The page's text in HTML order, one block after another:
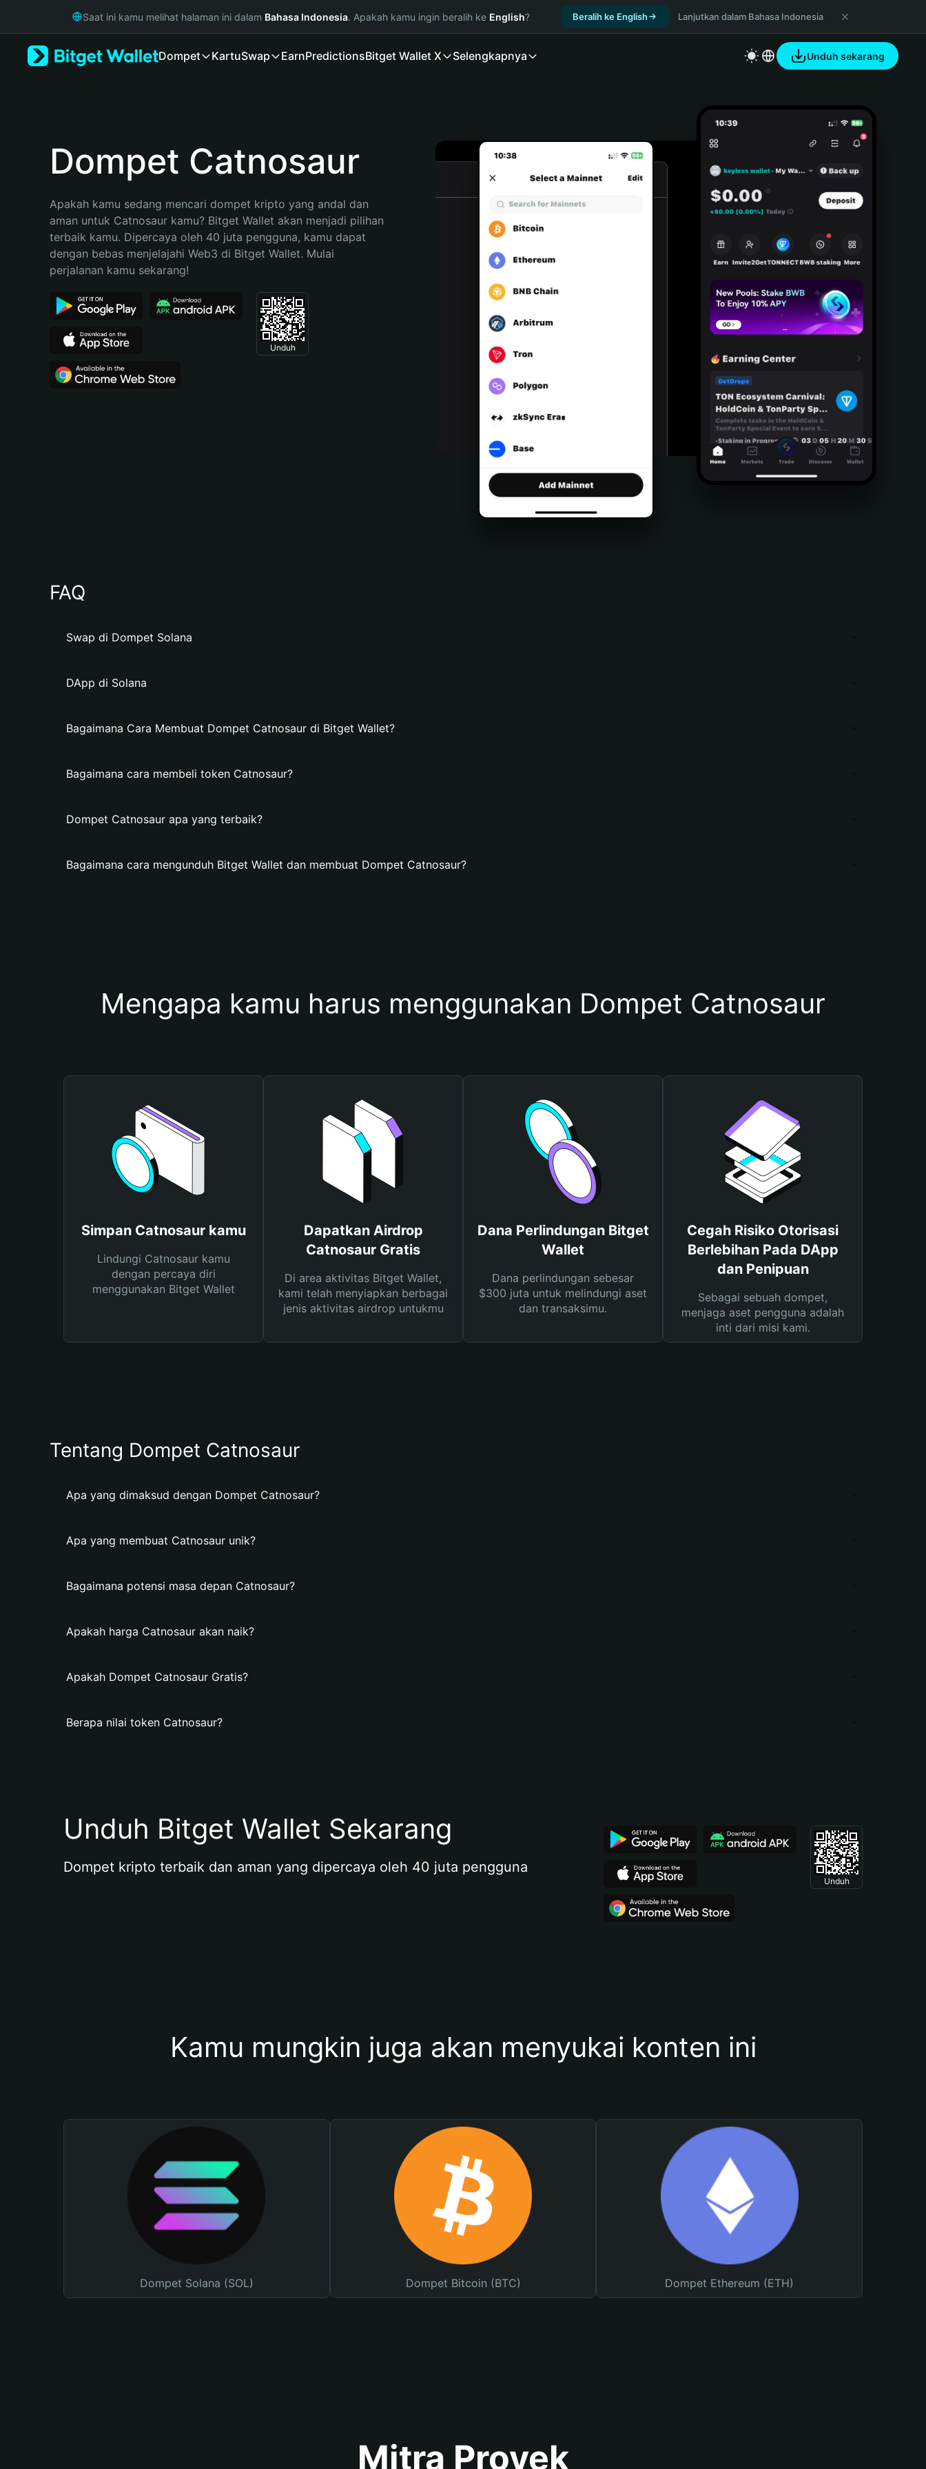
Русский
Bahasa Indonesia
Español (Argentina)
Saat ini kamu melihat halaman ini dalam Bahasa Indonesia. Apakah kamu ingin beralih ke English? Beralih ke English Lanjutkan dalam Bahasa Indonesia
Dompet KartuSwap EarnPredictionsBitget Wallet X Selengkapnya Unduh sekarang
Dompet Catnosaur
Apakah kamu sedang mencari dompet kripto yang andal dan
aman untuk Catnosaur kamu? Bitget Wallet akan menjadi pilihan
terbaik kamu. Dipercaya oleh 40 juta pengguna, kamu dapat
dengan bebas menjelajahi Web3 di Bitget Wallet. Mulai
perjalanan kamu sekarang!
Unduh
FAQ
Swap di Dompet Solana
DApp di Solana
Bagaimana Cara Membuat Dompet Catnosaur di Bitget Wallet?
Bagaimana cara membeli token Catnosaur?
Dompet Catnosaur apa yang terbaik?
Bagaimana cara mengunduh Bitget Wallet dan membuat Dompet Catnosaur?
Mengapa kamu harus menggunakan Dompet Catnosaur
Simpan Catnosaur kamu
Lindungi Catnosaur kamu
dengan percaya diri
menggunakan Bitget Wallet
Dapatkan Airdrop
Catnosaur Gratis
Di area aktivitas Bitget Wallet,
kami telah menyiapkan berbagai
jenis aktivitas airdrop untukmu
Dana Perlindungan Bitget
Wallet
Dana perlindungan sebesar
$300 juta untuk melindungi aset
dan transaksimu.
Cegah Risiko Otorisasi
Berlebihan Pada DApp
dan Penipuan
Sebagai sebuah dompet,
menjaga aset pengguna adalah
inti dari misi kami.
Tentang Dompet Catnosaur
Apa yang dimaksud dengan Dompet Catnosaur?
Apa yang membuat Catnosaur unik?
Bagaimana potensi masa depan Catnosaur?
Apakah harga Catnosaur akan naik?
Apakah Dompet Catnosaur Gratis?
Berapa nilai token Catnosaur?
Unduh Bitget Wallet Sekarang
Dompet kripto terbaik dan aman yang dipercaya oleh 40 juta pengguna
Unduh
Kamu mungkin juga akan menyukai konten ini
Dompet Solana (SOL) Dompet Bitcoin (BTC) Dompet Ethereum (ETH)
Mitra Proyek